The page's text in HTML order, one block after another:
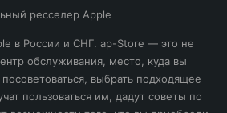
в России и СНГ. ap-Store — это не
обслуживания, место, куда вы
выбрать подходящее
пользоваться им, дадут советы по